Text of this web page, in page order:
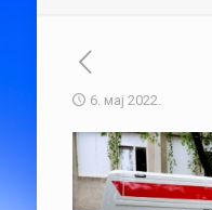
6. мај 2022.